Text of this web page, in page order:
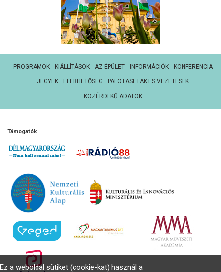
PROGRAMOK KIÁLLÍTÁSOK AZ ÉPÜLET INFORMÁCIÓK KONFERENCIA
JEGYEK ELÉRHETŐSÉG PALOTASÉTÁK ÉS VEZETÉSEK
KÖZÉRDEKŰ ADATOK
Támogatók
Ez a weboldal sütiket (cookie-kat) használ a